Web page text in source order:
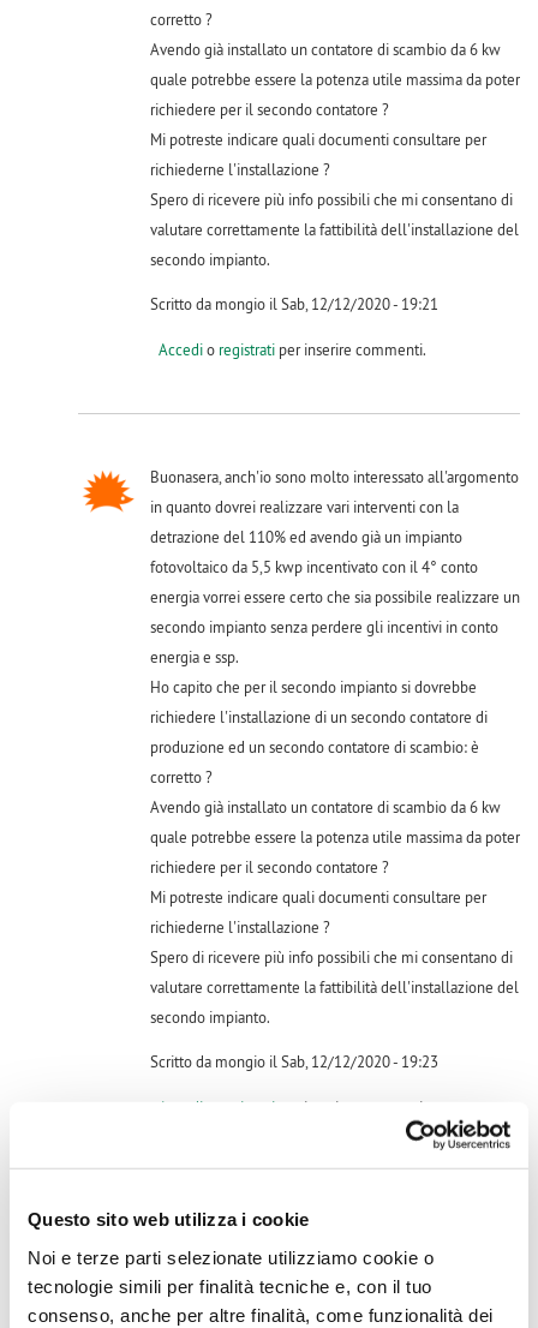
Questo sito web utilizza i cookie
Noi e terze parti selezionate utilizziamo cookie o
tecnologie simili per finalità tecniche e, con il tuo
consenso, anche per altre finalità, come funzionalità dei
corretto ?
Avendo già installato un contatore di scambio da 6 kw
quale potrebbe essere la potenza utile massima da poter
richiedere per il secondo contatore ?
Mi potreste indicare quali documenti consultare per
richiederne l'installazione ?
Spero di ricevere più info possibili che mi consentano di
valutare correttamente la fattibilità dell'installazione del
secondo impianto.
Scritto da mongio il Sab, 12/12/2020 - 19:21
Accedio registratiper inserire commenti.
Buonasera, anch'io sono molto interessato all'argomento
in quanto dovrei realizzare vari interventi con la
detrazione del 110% ed avendo già un impianto
fotovoltaico da 5,5 kwp incentivato con il 4° conto
energia vorrei essere certo che sia possibile realizzare un
secondo impianto senza perdere gli incentivi in conto
energia e ssp.
Ho capito che per il secondo impianto si dovrebbe
richiedere l'installazione di un secondo contatore di
produzione ed un secondo contatore di scambio: è
corretto ?
Avendo già installato un contatore di scambio da 6 kw
quale potrebbe essere la potenza utile massima da poter
richiedere per il secondo contatore ?
Mi potreste indicare quali documenti consultare per
richiederne l'installazione ?
Spero di ricevere più info possibili che mi consentano di
valutare correttamente la fattibilità dell'installazione del
secondo impianto.
Scritto da mongio il Sab, 12/12/2020 - 19:23
Accedio registratiper inserire commenti.
a proposito di un secondo impianto fotovoltaico con altro
contatore, è fattibile? grazie